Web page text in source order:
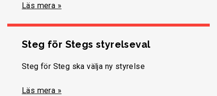
Läs mera »
Steg för Stegs styrelseval
Steg för Steg ska välja ny styrelse
Läs mera »